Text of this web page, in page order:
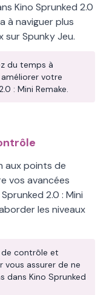
Kino Sprunked 2.0
à naviguer plus
sur Spunky Jeu.
du temps à
votre
: Mini Remake.
aux points de
vos avancées
2.0 : Mini
les niveaux
contrôle et
assurer de ne
dans Kino Sprunked